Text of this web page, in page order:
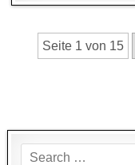
Seite 1 von 15
Search